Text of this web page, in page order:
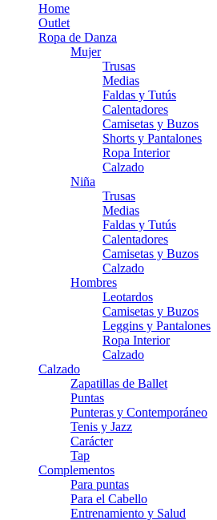
Home
Outlet
Ropa de Danza
Mujer
Trusas
Medias
Faldas y Tutús
Calentadores
Camisetas y Buzos
Shorts y Pantalones
Ropa Interior
Calzado
Niña
Trusas
Medias
Faldas y Tutús
Calentadores
Camisetas y Buzos
Calzado
Hombres
Leotardos
Camisetas y Buzos
Leggins y Pantalones
Ropa Interior
Calzado
Calzado
Zapatillas de Ballet
Puntas
Punteras y Contemporáneo
Tenis y Jazz
Carácter
Tap
Complementos
Para puntas
Para el Cabello
Entrenamiento y Salud